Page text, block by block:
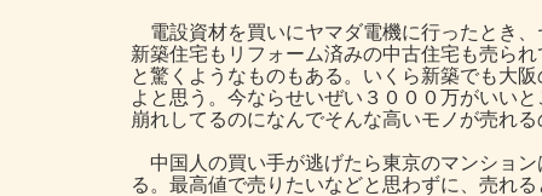
電設資材を買いにヤマダ電機に行ったとき
新築住宅もリフォーム済みの中古住宅も売ら
と驚くようなものもある。いくら新築でも大
よと思う。今ならせいぜい３０００万がいい
崩れしてるのになんでそんな高いモノが売れ
中国人の買い手が逃げたら東京のマンショ
る。最高値で売りたいなどと思わずに、売れ